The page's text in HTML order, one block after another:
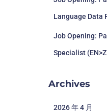
Language Data
Job Opening:
Specialist
Archives
2026 年 4 月